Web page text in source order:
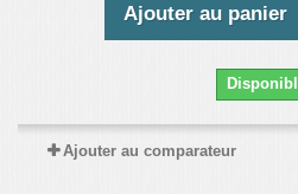
Ajouter au panier
Ajouter au comparateur